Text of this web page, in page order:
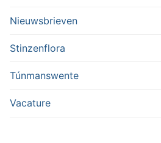
Nieuwsbrieven
Stinzenflora
Túnmanswente
Vacature